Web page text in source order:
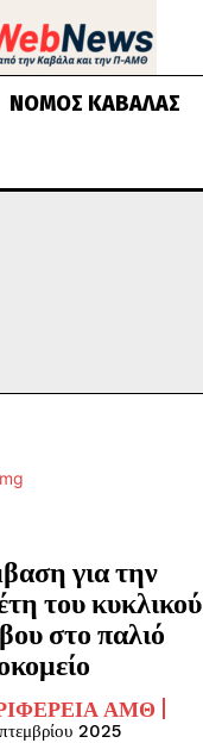
ΝΟΜΌΣ ΚΑΒΆΛΑΣ
για την
του κυκλικού
στο παλιό
ΑΜΘ
2025